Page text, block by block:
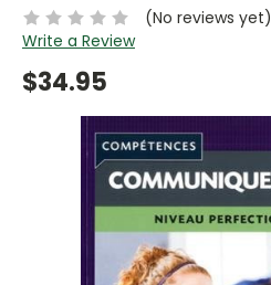
(No reviews yet)
Write a Review
$34.95